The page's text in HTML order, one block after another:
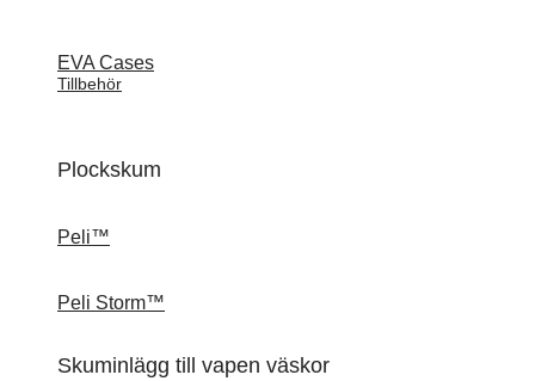
EVA Cases
Tillbehör
Plockskum
Peli™
Peli Storm™
Skuminlägg till vapen väskor